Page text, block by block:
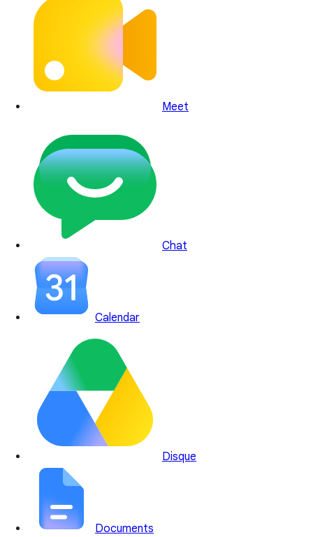
Meet
Chat
Calendar
Disque
Documents